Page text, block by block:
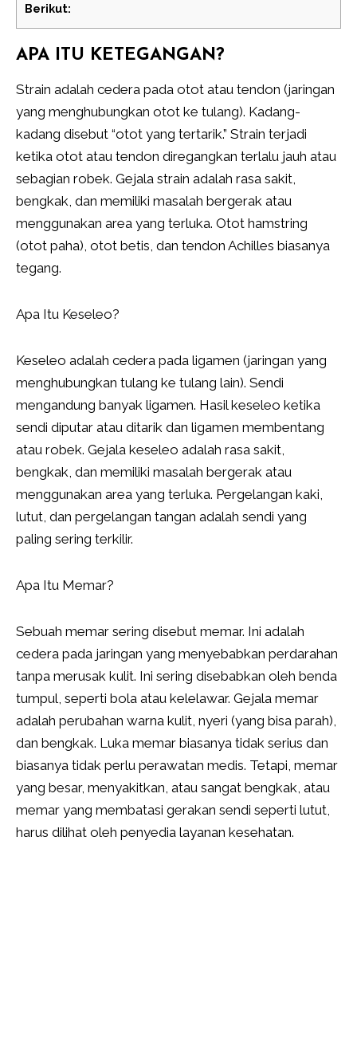
Berikut:
APA ITU KETEGANGAN?
Strain adalah cedera pada otot atau tendon (jaringan
yang menghubungkan otot ke tulang). Kadang-
kadang disebut “otot yang tertarik.” Strain terjadi
ketika otot atau tendon diregangkan terlalu jauh atau
sebagian robek. Gejala strain adalah rasa sakit,
bengkak, dan memiliki masalah bergerak atau
menggunakan area yang terluka. Otot hamstring
(otot paha), otot betis, dan tendon Achilles biasanya
tegang.
Apa Itu Keseleo?
Keseleo adalah cedera pada ligamen (jaringan yang
menghubungkan tulang ke tulang lain). Sendi
mengandung banyak ligamen. Hasil keseleo ketika
sendi diputar atau ditarik dan ligamen membentang
atau robek. Gejala keseleo adalah rasa sakit,
bengkak, dan memiliki masalah bergerak atau
menggunakan area yang terluka. Pergelangan kaki,
lutut, dan pergelangan tangan adalah sendi yang
paling sering terkilir.
Apa Itu Memar?
Sebuah memar sering disebut memar. Ini adalah
cedera pada jaringan yang menyebabkan perdarahan
tanpa merusak kulit. Ini sering disebabkan oleh benda
tumpul, seperti bola atau kelelawar. Gejala memar
adalah perubahan warna kulit, nyeri (yang bisa parah),
dan bengkak. Luka memar biasanya tidak serius dan
biasanya tidak perlu perawatan medis. Tetapi, memar
yang besar, menyakitkan, atau sangat bengkak, atau
memar yang membatasi gerakan sendi seperti lutut,
harus dilihat oleh penyedia layanan kesehatan.